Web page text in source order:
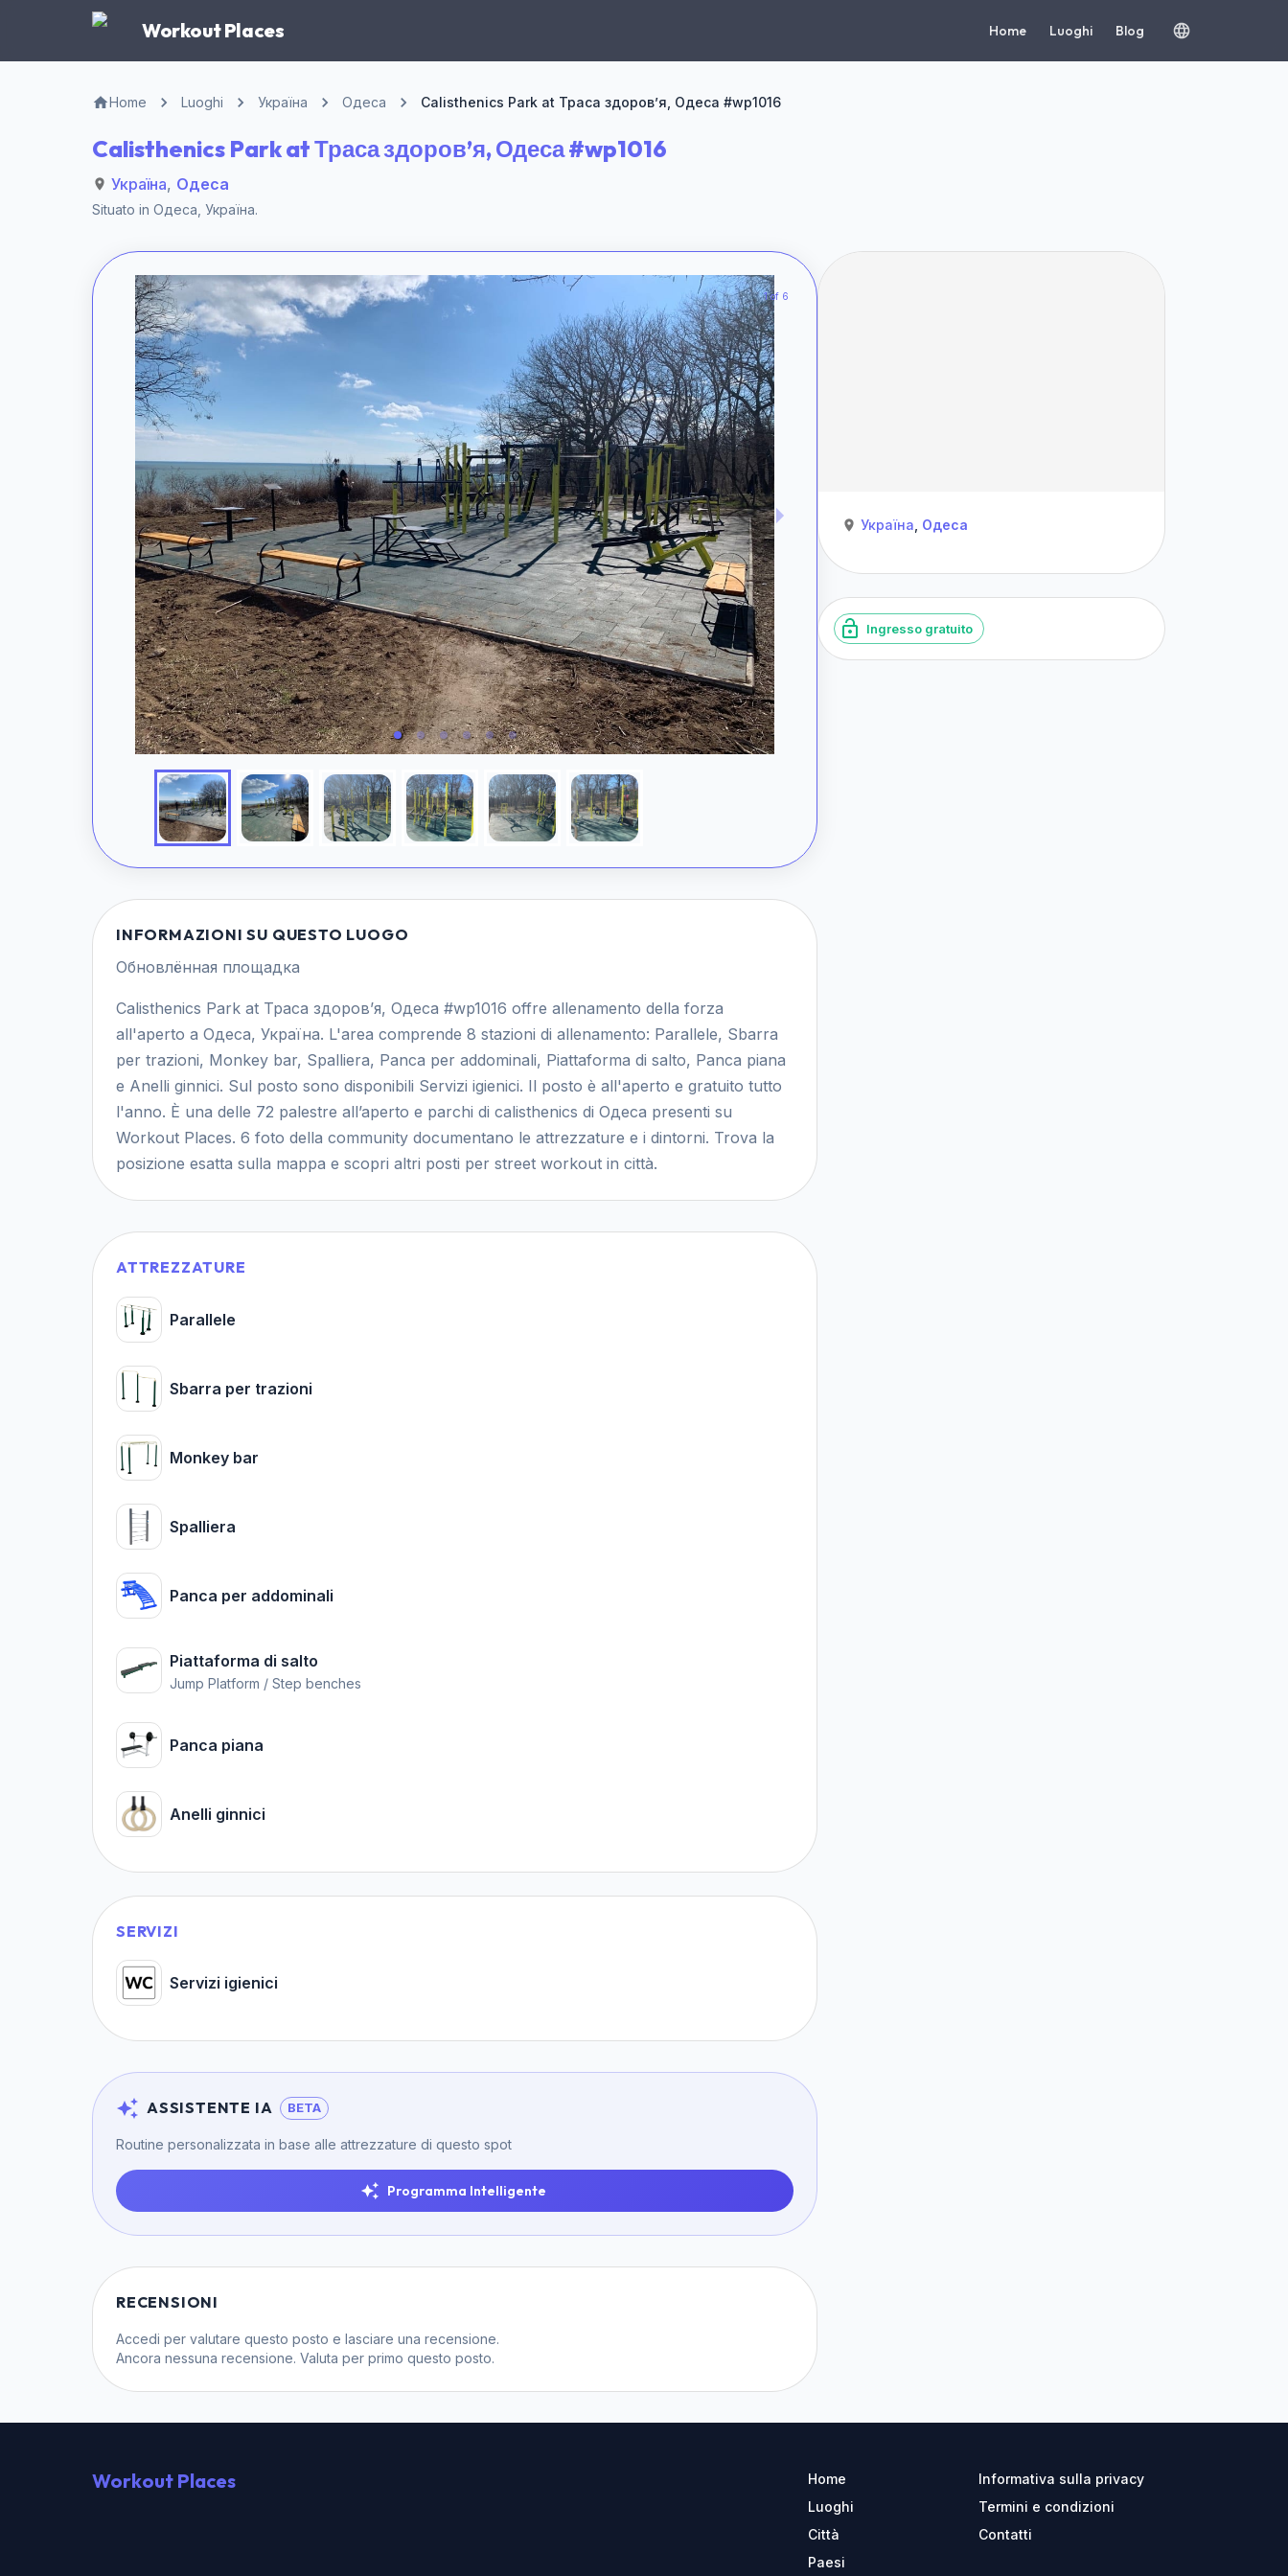
Workout Places Home Luoghi Blog
Home Luoghi Україна Одеса Calisthenics Park at Траса здоров’я, Одеса #wp1016
Calisthenics Park at Траса здоров’я, Одеса #wp1016
Україна, Одеса
Situato in Одеса Україна.
1 of 6
INFORMAZIONI SU QUESTO LUOGO
Обновлённая площадка
Calisthenics Park at Траса здоров’я, Одеса #wp1016 offre allenamento della forza
all'aperto a Одеса, Україна. L'area comprende 8 stazioni di allenamento: Parallele, Sbarra
per trazioni, Monkey bar, Spalliera, Panca per addominali, Piattaforma di salto, Panca piana
e Anelli ginnici. Sul posto sono disponibili Servizi igienici. Il posto è all'aperto e gratuito tutto
l'anno. È una delle 72 palestre all’aperto e parchi di calisthenics di Одеса presenti su
Workout Places. 6 foto della community documentano le attrezzature e i dintorni. Trova la
posizione esatta sulla mappa e scopri altri posti per street workout in città.
ATTREZZATURE
Parallele
Sbarra per trazioni
Monkey bar
Spalliera
Panca per addominali
Piattaforma di salto
Jump Platform / Step benches
Panca piana
Anelli ginnici
SERVIZI
Servizi igienici
ASSISTENTE IA BETA
Routine personalizzata in base alle attrezzature di questo spot
Programma Intelligente
RECENSIONI
Accedi per valutare questo posto e lasciare una recensione.
Ancora nessuna recensione. Valuta per primo questo posto.
Україна Одеса
Ingresso gratuito
Workout Places
Home
Luoghi
Città
Paesi
Informativa sulla privacy
Termini e condizioni
Contatti